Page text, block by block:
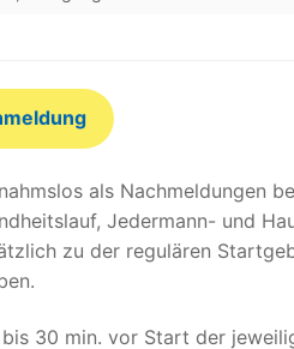
als Nachmeldungen
Jedermann- und
zu der regulären
30 min. vor Start der